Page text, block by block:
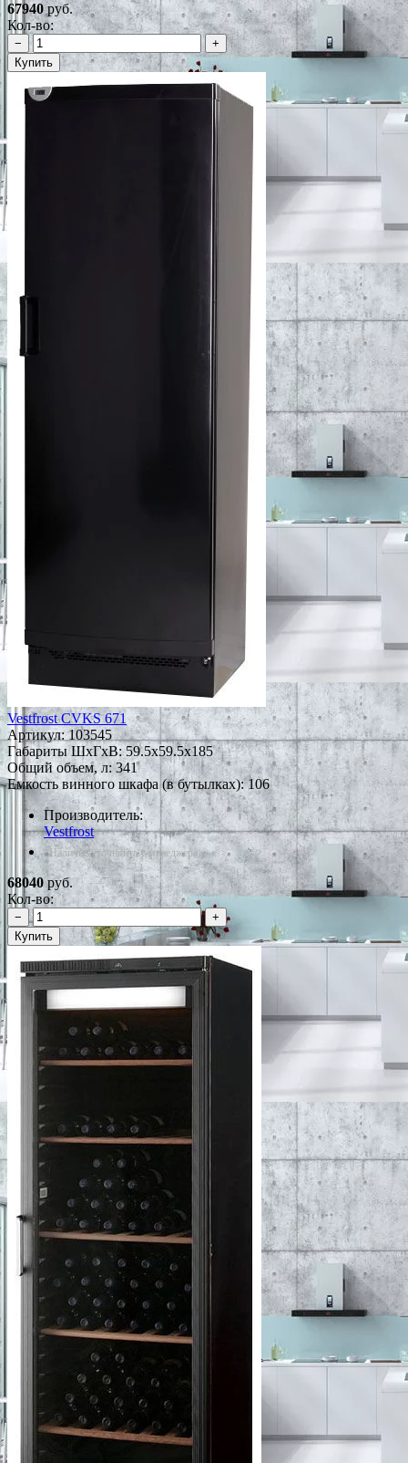
67940руб.
Кол-во:
−
+
Купить
Vestfrost CVKS 671
Артикул:103545
Габариты ШxГxВ: 59.5x59.5x185
Общий объем, л: 341
Емкость винного шкафа (в бутылках): 106
Производитель:
Vestfrost
*Наличие уточняйте у менеджера
68040руб.
Кол-во:
−
+
Купить